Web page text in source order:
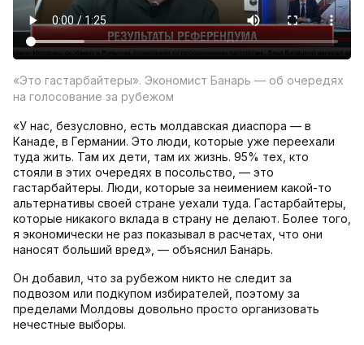
«Это гастарбайтеры». Экономист Банарь — об очередях
на голосование за рубежом
«У нас, безусловно, есть молдавская диаспора — в
Канаде, в Германии. Это люди, которые уже переехали
туда жить. Там их дети, там их жизнь. 95% тех, кто
стояли в этих очередях в посольство, — это
гастарбайтеры. Люди, которые за неимением какой-то
альтернативы своей стране уехали туда. Гастарбайтеры,
которые никакого вклада в страну не делают. Более того,
я экономически не раз показывал в расчетах, что они
наносят больший вред», — объяснил Банарь.
Он добавил, что за рубежом никто не следит за
подвозом или подкупом избирателей, поэтому за
пределами Молдовы довольно просто организовать
нечестные выборы.